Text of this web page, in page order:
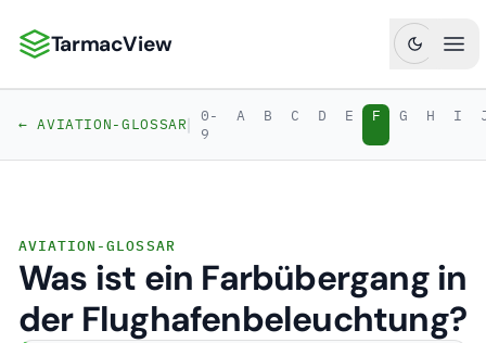
TarmacView: Präzisionsluftfahrtanalytik
TarmacView
← AVIATION-GLOSSAR| 0-
9
A B C D E F G H I
AVIATION-GLOSSAR
Was ist ein Farbübergang in
der Flughafenbeleuchtung?